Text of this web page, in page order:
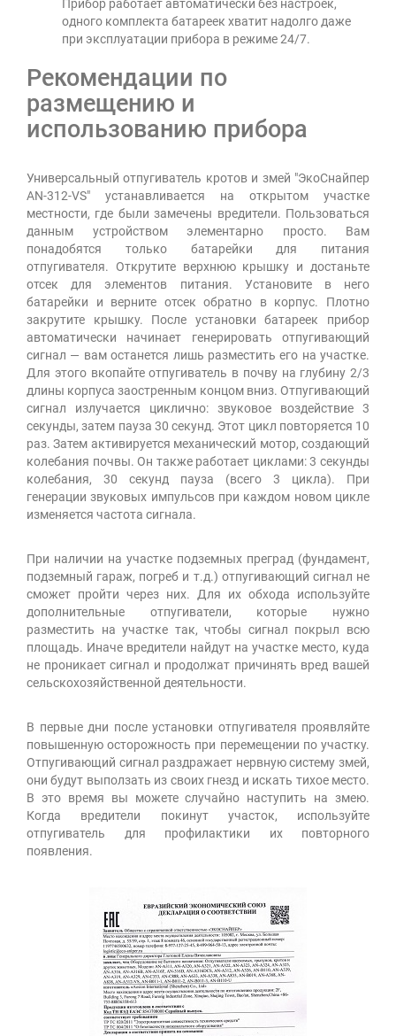
Прибор работает автоматически без настроек,
одного комплекта батареек хватит надолго даже
при эксплуатации прибора в режиме 24/7.
Рекомендации по
размещению и
использованию прибора
Универсальный отпугиватель кротов и змей "ЭкоСнайпер
AN-312-VS" устанавливается на открытом участке
местности, где были замечены вредители. Пользоваться
данным устройством элементарно просто. Вам
понадобятся только батарейки для питания
отпугивателя. Открутите верхнюю крышку и достаньте
отсек для элементов питания. Установите в него
батарейки и верните отсек обратно в корпус. Плотно
закрутите крышку. После установки батареек прибор
автоматически начинает генерировать отпугивающий
сигнал — вам останется лишь разместить его на участке.
Для этого вкопайте отпугиватель в почву на глубину 2/3
длины корпуса заостренным концом вниз. Отпугивающий
сигнал излучается циклично: звуковое воздействие 3
секунды, затем пауза 30 секунд. Этот цикл повторяется 10
раз. Затем активируется механический мотор, создающий
колебания почвы. Он также работает циклами: 3 секунды
колебания, 30 секунд пауза (всего 3 цикла). При
генерации звуковых импульсов при каждом новом цикле
изменяется частота сигнала.
При наличии на участке подземных преград (фундамент,
подземный гараж, погреб и т.д.) отпугивающий сигнал не
сможет пройти через них. Для их обхода используйте
дополнительные отпугиватели, которые нужно
разместить на участке так, чтобы сигнал покрыл всю
площадь. Иначе вредители найдут на участке место, куда
не проникает сигнал и продолжат причинять вред вашей
сельскохозяйственной деятельности.
В первые дни после установки отпугивателя проявляйте
повышенную осторожность при перемещении по участку.
Отпугивающий сигнал раздражает нервную систему змей,
они будут выползать из своих гнезд и искать тихое место.
В это время вы можете случайно наступить на змею.
Когда вредители покинут участок, используйте
отпугиватель для профилактики их повторного
появления.